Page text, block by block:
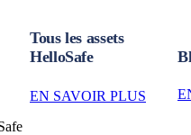
Tous les assets
HelloSafe
EN SAVOIR PLUS